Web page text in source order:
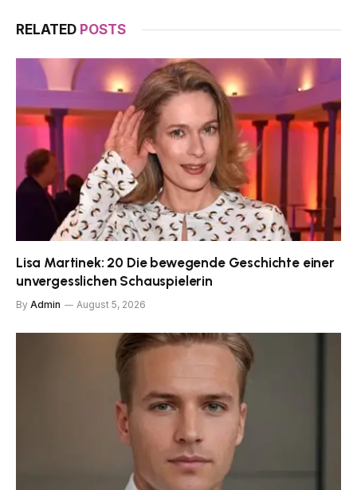
RELATED POSTS
Lisa Martinek: 20 Die bewegende Geschichte einer
unvergesslichen Schauspielerin
By Admin August 5, 2026